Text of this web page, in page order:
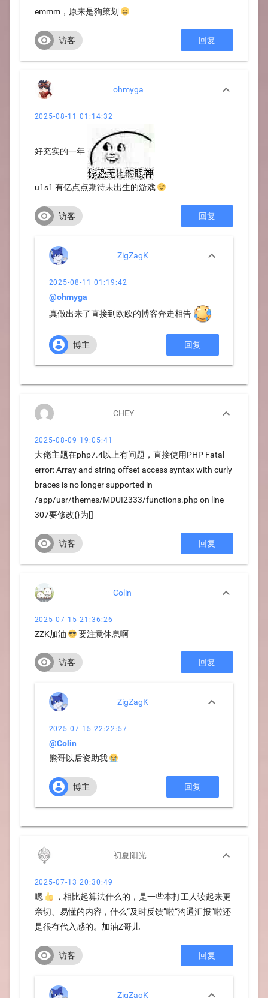
emmm，原来是狗策划 😁
 访客 回复
ohmyga 
2025-08-11 01:14:32
好充实的一年
u1s1 有亿点点期待未出生的游戏 😉
 访客 回复
ZigZagK 
2025-08-11 01:19:42
@ohmyga
真做出来了直接到欧欧的博客奔走相告
 博主 回复
CHEY 
2025-08-09 19:05:41
大佬主题在php7.4以上有问题，直接使用PHP Fatal
error: Array and string offset access syntax with curly
braces is no longer supported in
/app/usr/themes/MDUI2333/functions.php on line
307要修改{}为[]
 访客 回复
Colin 
2025-07-15 21:36:26
ZZK加油 😎 要注意休息啊
 访客 回复
ZigZagK 
2025-07-15 22:22:57
@Colin
熊哥以后资助我 😭
 博主 回复
初夏阳光 
2025-07-13 20:30:49
嗯 👍 ，相比起算法什么的，是一些本打工人读起来更
亲切、易懂的内容，什么“及时反馈”啦“沟通汇报”啦还
是很有代入感的。加油Z哥儿
 访客 回复
ZigZagK 